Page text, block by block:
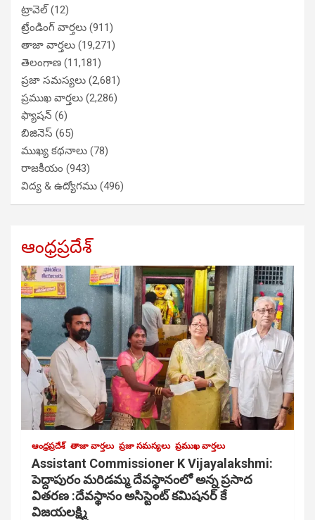
ట్రావెల్(12)
ట్రేండింగ్ వార్తలు (911)
తాజా వార్తలు (19,271)
తెలంగాణ (11,181)
ప్రజా సమస్యలు (2,681)
ప్రముఖ వార్తలు (2,286)
ఫ్యాషన్ (6)
బిజినెస్ (65)
ముఖ్య కథనాలు (78)
రాజకీయం (943)
విద్య & ఉద్యోగము (496)
ఆంధ్రప్రదేశ్
ఆంధ్రప్రదేశ్ తాజా వార్తలు ప్రజా సమస్యలు ప్రముఖ వార్తలు
Assistant Commissioner K Vijayalakshmi:
పెద్దాపురం మరిడమ్మ దేవస్థానంలో అన్న ప్రసాద
వితరణ :దేవస్థానం అసిస్టెంట్ కమిషనర్ కే
విజయలక్ష్మి